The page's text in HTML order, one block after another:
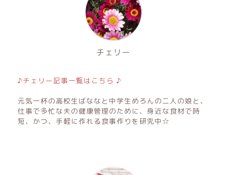
チェリー
♪チェリー記事一覧はこちら ♪
元気一杯の高校生ばななと中学生めろんの二人の娘と、
仕事で多忙な夫の健康管理のために、身近な食材で時
短、かつ、手軽に作れる食事作りを研究中☆